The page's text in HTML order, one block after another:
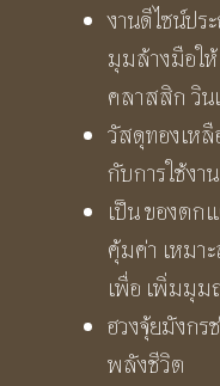
งานดีไซน์ป
มุมล้างมือใ
คลาสสิก วิน
วัสดุทองเห
กับการใช้งา
เป็น ของตก
คุ้มค่า เหมา
เพื่อ เพิ่มมุม
ฮวงจุ้ยมังกร
พลังชีวิต